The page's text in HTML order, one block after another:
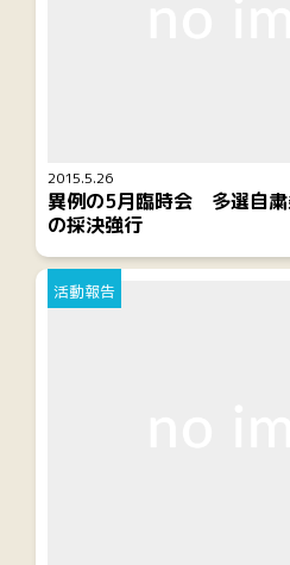
2015.5.26
異例の5月臨時会 多選自
の採決強行
活動報告